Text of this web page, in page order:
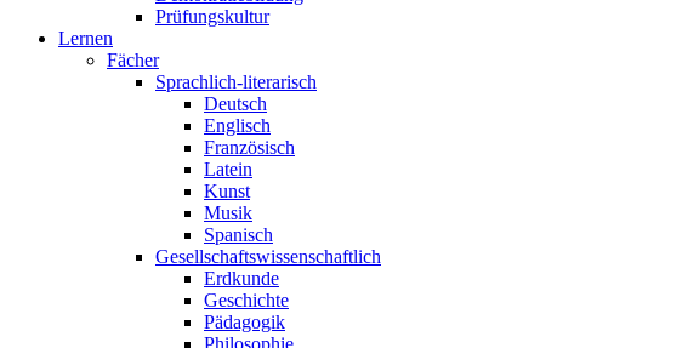
Prüfungskultur
Lernen
Fächer
Sprachlich-literarisch
Deutsch
Englisch
Französisch
Latein
Kunst
Musik
Spanisch
Gesellschaftswissenschaftlich
Erdkunde
Geschichte
Pädagogik
Philosophie